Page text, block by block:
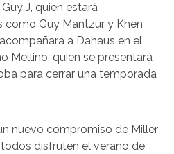
J, quien estará
Guy Mantzur y Khen
a Dahaus en el
Mellino, quien se presentará
para cerrar una temporada
nuevo compromiso de Miller
disfruten el verano de